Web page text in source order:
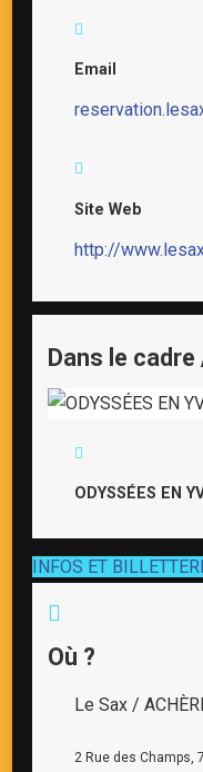
Email
Site Web
http://
Dans le
ODYSSÉES EN
INFOS ET
Où ?
Le Sax /
2 Rue des Champs,